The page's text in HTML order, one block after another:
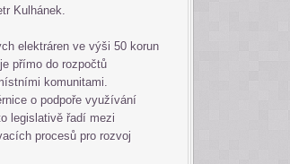
Kulhánek.
elektráren ve výši 50 korun
přímo do rozpočtů
komunitami.
o podpoře využívání
legislativě řadí mezi
procesů pro rozvoj